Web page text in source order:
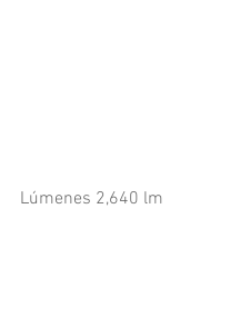
Lúmenes 2,640 lm​​